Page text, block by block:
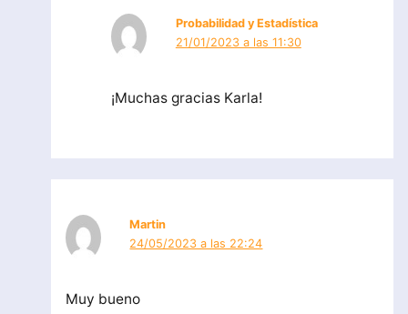
Probabilidad y Estadística
21/01/2023 a las 11:30
¡Muchas gracias Karla!
Martin
24/05/2023 a las 22:24
Muy bueno